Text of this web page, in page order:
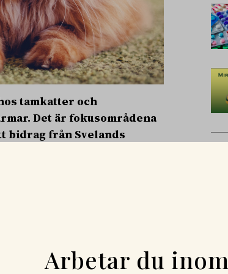
tamkatter och
Det är fokusområdena
bidrag från Svelands
2020 har nio projekt
bedrivits på Sveriges
Lena Olsén och hennes
tandvårdsprodukter för
med studien har
rengöra
är ganska dåliga på.
Arbetar du inom